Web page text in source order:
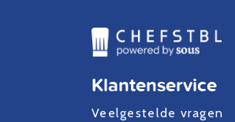
Klantenservice
Veelgestelde vragen